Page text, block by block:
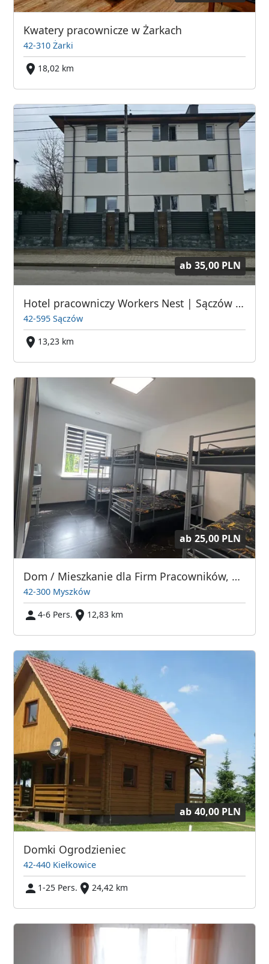
Kwatery pracownicze w Żarkach
42-310 Żarki
18,02 km
ab 35,00 PLN
Hotel pracowniczy Workers Nest | Sączów (Pyrzowice)
42-595 Sączów
13,23 km
ab 25,00 PLN
Dom / Mieszkanie dla Firm Pracowników, wynajem pokoi, kwatery, noclegi Myszków
42-300 Myszków
4-6 Pers.
12,83 km
ab 40,00 PLN
Domki Ogrodzieniec
42-440 Kiełkowice
1-25 Pers.
24,42 km